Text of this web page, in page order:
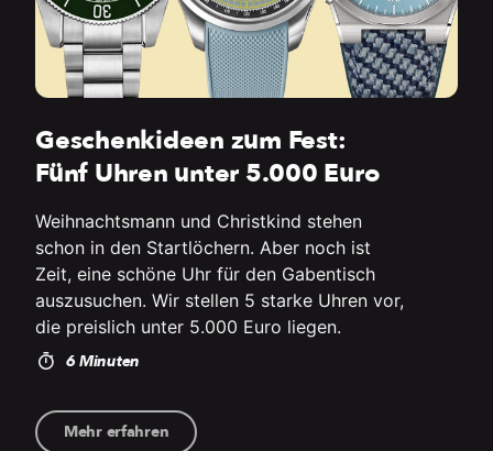
Geschenkideen zum Fest:
Fünf Uhren unter 5.000 Euro
Weihnachtsmann und Christkind stehen
schon in den Startlöchern. Aber noch ist
Zeit, eine schöne Uhr für den Gabentisch
auszusuchen. Wir stellen 5 starke Uhren vor,
die preislich unter 5.000 Euro liegen.
6 Minuten
Mehr erfahren